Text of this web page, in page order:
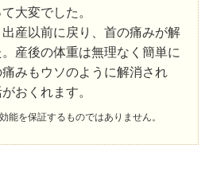
大変でした。
産以前に戻り、首の痛みが解
産後の体重は無理なく簡単に
みもウソのように解消され
おくれます。
を保証するものではありません。